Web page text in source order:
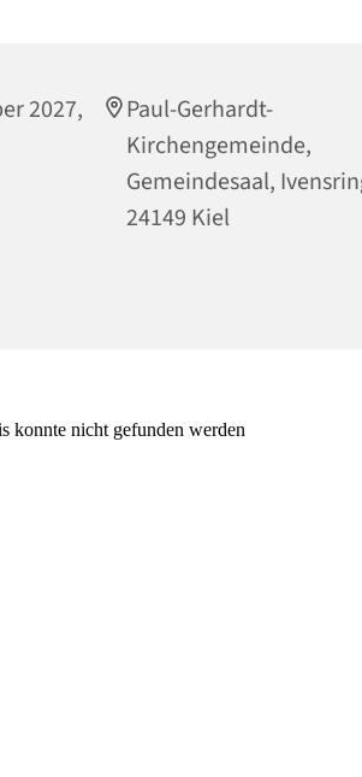
2027,
Paul-Gerhardt-
Kirchengemeinde,
Gemeindesaal,
24149 Kiel